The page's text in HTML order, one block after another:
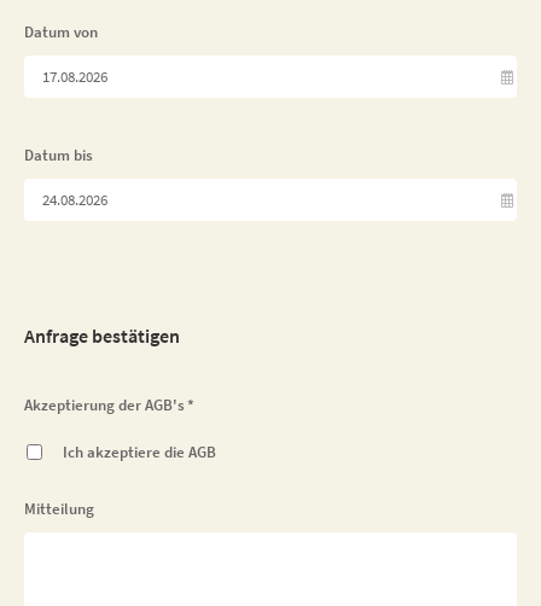
Datum von
Datum bis
Anfrage bestätigen
Akzeptierung der AGB's*
Ich akzeptiere dieAGB
Mitteilung